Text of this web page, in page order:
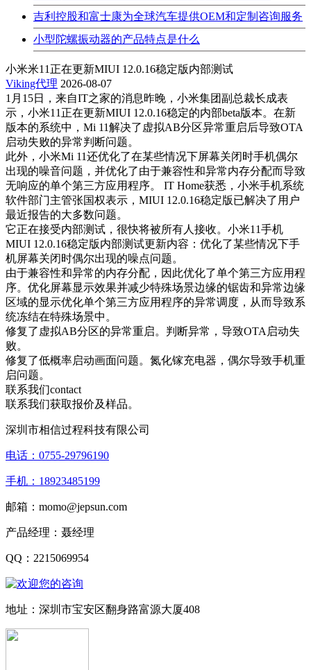
吉利控股和富士康为全球汽车提供OEM和定制咨询服务
小型陀螺振动器的产品特点是什么
小米米11正在更新MIUI 12.0.16稳定版内部测试
Viking代理 2026-08-07
1月15日，来自IT之家的消息昨晚，小米集团副总裁长成表
示，小米11正在更新MIUI 12.0.16稳定的内部beta版本。在新
版本的系统中，Mi 11解决了虚拟AB分区异常重启后导致OTA
启动失败的异常判断问题。
此外，小米Mi 11还优化了在某些情况下屏幕关闭时手机偶尔
出现的噪音问题，并优化了由于兼容性和异常内存分配而导致
无响应的单个第三方应用程序。 IT Home获悉，小米手机系统
软件部门主管张国权表示，MIUI 12.0.16稳定版已解决了用户
最近报告的大多数问题。
它正在接受内部测试，很快将被所有人接收。小米11手机
MIUI 12.0.16稳定版内部测试更新内容：优化了某些情况下手
机屏幕关闭时偶尔出现的噪点问题。
由于兼容性和异常的内存分配，因此优化了单个第三方应用程
序。优化屏幕显示效果并减少特殊场景边缘的锯齿和异常边缘
区域的显示优化单个第三方应用程序的异常调度，从而导致系
统冻结在特殊场景中。
修复了虚拟AB分区的异常重启。判断异常，导致OTA启动失
败。
修复了低概率启动画面问题。氮化镓充电器，偶尔导致手机重
启问题。
联系我们contact
联系我们获取报价及样品。
深圳市相信过程科技有限公司
电话：0755-29796190
手机：18923485199
邮箱：momo@jepsun.com
产品经理：聂经理
QQ：2215069954
地址：深圳市宝安区翻身路富源大厦408